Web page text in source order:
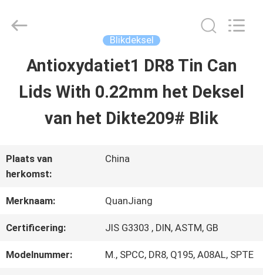
HUIS
PRODUCTEN
VIDEO'S
OVER
ONS
METAL
Reserved.
Blikdeksel
Antioxydatiet1 DR8 Tin Can
Lids With 0.22mm het Deksel
van het Dikte209# Blik
Plaats van
herkomst:
China
Merknaam: QuanJiang
Certificering: JIS G3303 , DIN, ASTM, GB
Modelnummer: M., SPCC, DR8, Q195, A08AL, SPTE